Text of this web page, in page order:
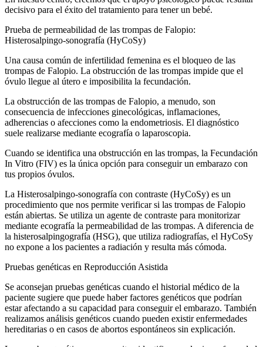
decisivo para el éxito del tratamiento para tener un bebé.
Prueba de permeabilidad de las trompas de Falopio:
Histerosalpingo-sonografía (HyCoSy)
Una causa común de infertilidad femenina es el bloqueo de las
trompas de Falopio. La obstrucción de las trompas impide que el
óvulo llegue al útero e imposibilita la fecundación.
La obstrucción de las trompas de Falopio, a menudo, son
consecuencia de infecciones ginecológicas, inflamaciones,
adherencias o afecciones como la endometriosis. El diagnóstico
suele realizarse mediante ecografía o laparoscopia.
Cuando se identifica una obstrucción en las trompas, la Fecundación
In Vitro (FIV) es la única opción para conseguir un embarazo con
tus propios óvulos.
La Histerosalpingo-sonografía con contraste (HyCoSy) es un
procedimiento que nos permite verificar si las trompas de Falopio
están abiertas. Se utiliza un agente de contraste para monitorizar
mediante ecografía la permeabilidad de las trompas. A diferencia de
la histerosalpingografía (HSG), que utiliza radiografías, el HyCoSy
no expone a los pacientes a radiación y resulta más cómoda.
Pruebas genéticas en Reproducción Asistida
Se aconsejan pruebas genéticas cuando el historial médico de la
paciente sugiere que puede haber factores genéticos que podrían
estar afectando a su capacidad para conseguir el embarazo. También
realizamos análisis genéticos cuando pueden existir enfermedades
hereditarias o en casos de abortos espontáneos sin explicación.